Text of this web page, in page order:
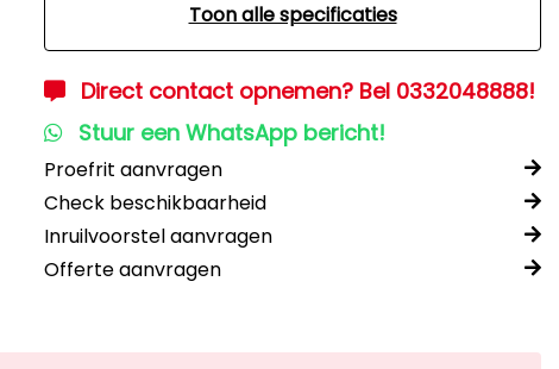
Toon alle specificaties
Direct contact opnemen? Bel 0332048888!
Stuur een WhatsApp bericht!
Proefrit aanvragen
Check beschikbaarheid
Inruilvoorstel aanvragen
Offerte aanvragen